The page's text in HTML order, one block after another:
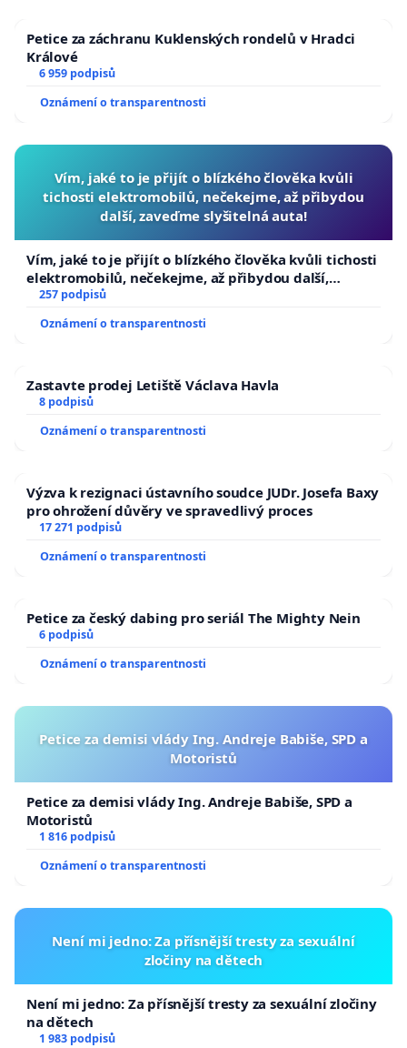
Petice za záchranu Kuklenských rondelů v Hradci
Králové
6 959 podpisů
Oznámení o transparentnosti
Vím, jaké to je přijít o blízkého člověka kvůli
tichosti elektromobilů, nečekejme, až přibydou
další, zaveďme slyšitelná auta!
Vím, jaké to je přijít o blízkého člověka kvůli tichosti
elektromobilů, nečekejme, až přibydou další,
zaveďme slyšitelná auta!
257 podpisů
Oznámení o transparentnosti
Zastavte prodej Letiště Václava Havla
8 podpisů
Oznámení o transparentnosti
Výzva k rezignaci ústavního soudce JUDr. Josefa Baxy
pro ohrožení důvěry ve spravedlivý proces
17 271 podpisů
Oznámení o transparentnosti
Petice za český dabing pro seriál The Mighty Nein
6 podpisů
Oznámení o transparentnosti
Petice za demisi vlády Ing. Andreje Babiše, SPD a
Motoristů
Petice za demisi vlády Ing. Andreje Babiše, SPD a
Motoristů
1 816 podpisů
Oznámení o transparentnosti
Není mi jedno: Za přísnější tresty za sexuální
zločiny na dětech
Není mi jedno: Za přísnější tresty za sexuální zločiny
na dětech
1 983 podpisů